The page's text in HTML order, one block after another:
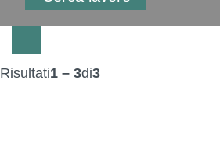
Risultati1 – 3di3